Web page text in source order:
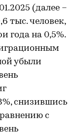
(далее –
тыс. человек,
года на 0,5%.
убыли
снизившись
с